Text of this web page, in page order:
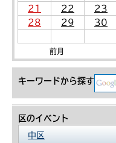
21
22 23
28
29 30
前月
キーワードから探す
区のイベント
中区